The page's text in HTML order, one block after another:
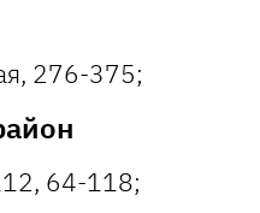
276-375;
64-118;